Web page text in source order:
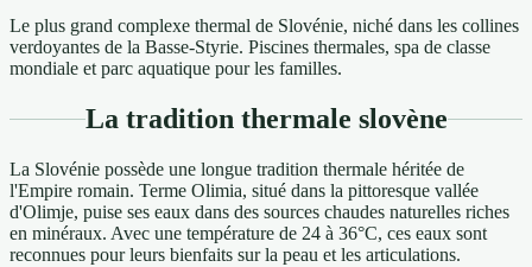
Le plus grand complexe thermal de Slovénie, niché dans les collines
verdoyantes de la Basse-Styrie. Piscines thermales, spa de classe
mondiale et parc aquatique pour les familles.
La tradition thermale slovène
La Slovénie possède une longue tradition thermale héritée de
l'Empire romain. Terme Olimia, situé dans la pittoresque vallée
d'Olimje, puise ses eaux dans des sources chaudes naturelles riches
en minéraux. Avec une température de 24 à 36°C, ces eaux sont
reconnues pour leurs bienfaits sur la peau et les articulations.